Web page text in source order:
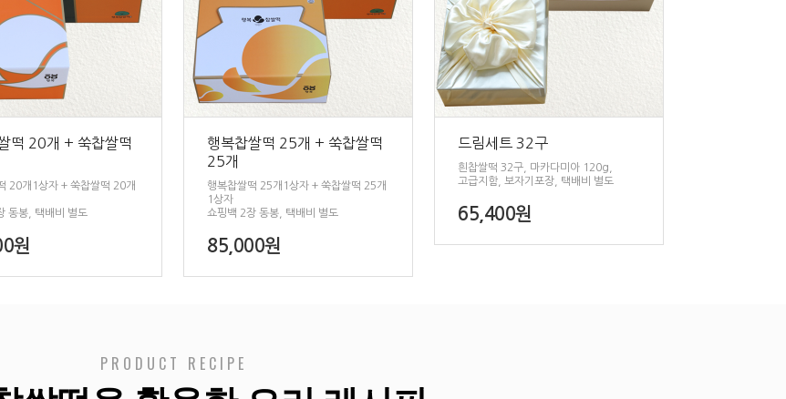
떡 20개 + 쑥찹쌀떡
20개1상자 + 쑥찹쌀떡 20개
동봉, 택배비 별도
원
행복찹쌀떡 25개 + 쑥찹쌀떡
25개
행복찹쌀떡 25개1상자 + 쑥찹쌀떡 25개
1상자
쇼핑백 2장 동봉, 택배비 별도
85,000원
드림세트 32구
흰찹쌀떡 32구, 마카다미아 120g,
고급지함, 보자기포장, 택배비 별도
65,400원
PRODUCT RECIPE